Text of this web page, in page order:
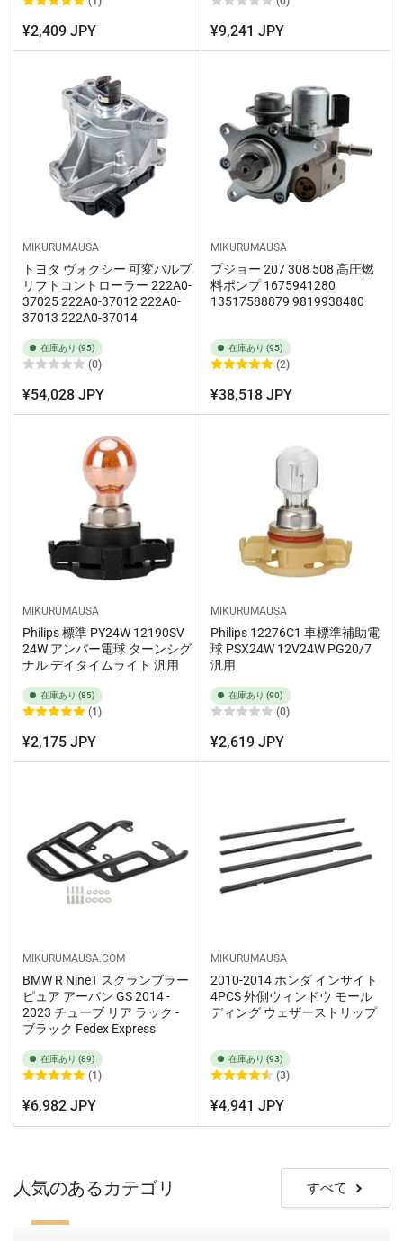
¥2,409 JPY ¥9,241 JPY
MIKURUMAUSA
トヨタ ヴォクシー 可変バルブ
リフトコントローラー 222A0-
37025 222A0-37012 222A0-
37013 222A0-37014
在庫あり (95)
(0)
¥54,028 JPY
MIKURUMAUSA
プジョー 207 308 508 高圧燃
料ポンプ 1675941280
13517588879 9819938480
在庫あり (95)
(2)
¥38,518 JPY
MIKURUMAUSA
Philips 標準 PY24W 12190SV
24W アンバー電球 ターンシグ
ナル デイタイムライト 汎用
在庫あり (85)
(1)
¥2,175 JPY
MIKURUMAUSA
Philips 12276C1 車標準補助電
球 PSX24W 12V24W PG20/7
汎用
在庫あり (90)
(0)
¥2,619 JPY
MIKURUMAUSA.COM
BMW R NineT スクランブラー
ピュア アーバン GS 2014 -
2023 チューブ リア ラック -
ブラック Fedex Express
在庫あり (89)
(1)
¥6,982 JPY
MIKURUMAUSA
2010-2014 ホンダ インサイト
4PCS 外側ウィンドウ モール
ディング ウェザーストリップ
在庫あり (93)
(3)
¥4,941 JPY
人気のあるカテゴリ すべて